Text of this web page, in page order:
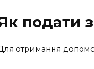
подати
отримання